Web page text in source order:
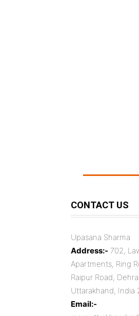
CONTACT US
Upasana Sharma
Address:- 702,
Apartments, Ring
Raipur Road,
Uttarakhand, India
Email:-